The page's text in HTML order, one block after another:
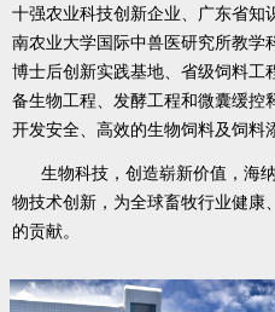
十强农业科技创新企业、广东省知
南农业大学国际中兽医研究所教学
博士后创新实践基地、省级饲料工
备生物工程、发酵工程和微囊缓控
开发安全、高效的生物饲料及饲料
生物科技，创造崭新价值，海
物技术创新，为全球畜牧行业健康
的贡献。